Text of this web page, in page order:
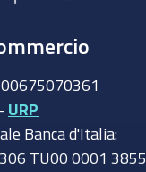
00675070361
URP
Banca d'Italia:
TU00 0001 3855